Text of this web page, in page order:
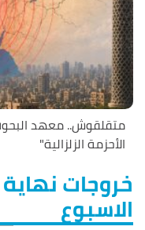
متقلقوش.. معهد
الأحزمة الزلزالية"
خروجات نهاية
الاسبوع